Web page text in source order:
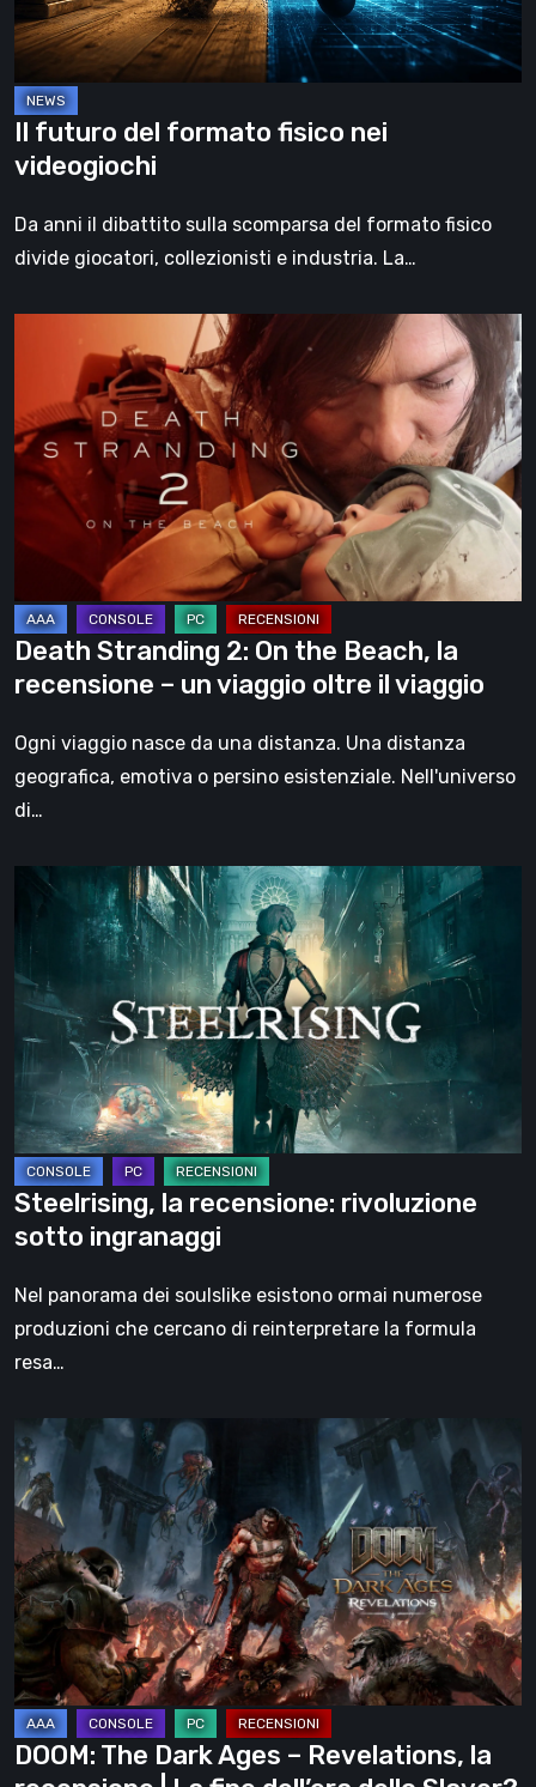
videogiochi
Il futuro del formato fisico nei
videogiochi
Da anni il dibattito sulla scomparsa del formato fisico
divide giocatori, collezionisti e industria. La…
Stranding
On
the
Beach,
recensione
–
un
viaggio
oltre
il
Death Stranding 2: On the Beach, la
recensione – un viaggio oltre il viaggio
Ogni viaggio nasce da una distanza. Una distanza
geografica, emotiva o persino esistenziale. Nell'universo
di…
Steelrising,
recensione:
rivoluzione
sotto
ingranaggi
Steelrising, la recensione: rivoluzione
sotto ingranaggi
Nel panorama dei soulslike esistono ormai numerose
produzioni che cercano di reinterpretare la formula
resa…
DOOM:
The
Dark
Ages
–
Revelations,
la
recensione
|
La
fine
DOOM: The Dark Ages – Revelations, la